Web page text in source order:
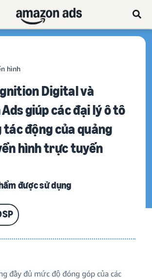
hình
Digital và
giúp các đại lý ô tô
tác động của quảng
hình trực tuyến
được sử dụng
đầy đủ mức độ đóng góp của các